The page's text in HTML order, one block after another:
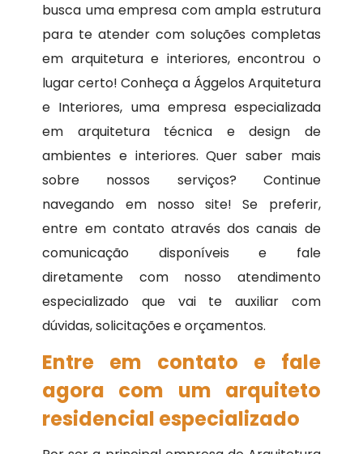
busca uma empresa com ampla estrutura
para te atender com soluções completas
em arquitetura e interiores, encontrou o
lugar certo! Conheça a Ággelos Arquitetura
e Interiores, uma empresa especializada
em arquitetura técnica e design de
ambientes e interiores. Quer saber mais
sobre nossos serviços? Continue
navegando em nosso site! Se preferir,
entre em contato através dos canais de
comunicação disponíveis e fale
diretamente com nosso atendimento
especializado que vai te auxiliar com
dúvidas, solicitações e orçamentos.
Entre em contato e fale
agora com um arquiteto
residencial especializado